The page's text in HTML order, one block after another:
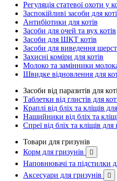
Регуляція статевої охоти у
Заспокійливі засоби для
Антибіотики для котів
Засоби для очей та вух котів
Засоби для ШКТ котів
Засоби для виведення
Захисні коміри для котів
Молоко та замінники
Швидке відновлення для
Засоби від паразитів для
Таблетки від глистів для
Краплі від бліх та кліщів
Нашийники від бліх та
Спреї від бліх та кліщів для
Товари для гризунів
Корм для гризунів

Наповнювачі та підстилки
Аксесуари для гризунів 